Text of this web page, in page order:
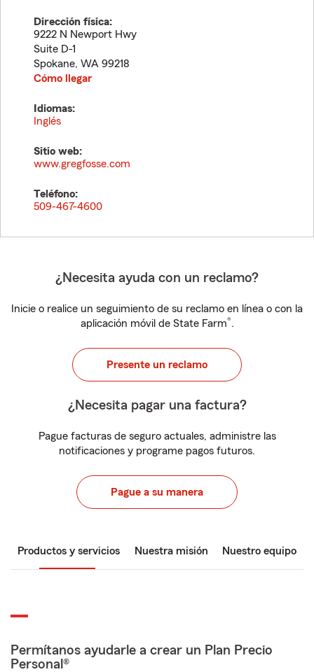
Dirección física:
9222 N Newport Hwy
Suite D-1
Spokane, WA 99218
Cómo llegar
Idiomas:
Inglés
Sitio web:
www.gregfosse.com
Teléfono:
509-467-4600
¿Necesita ayuda con un reclamo?
Inicie o realice un seguimiento de su reclamo en línea o con la
aplicación móvil de State Farm®.
Presente un reclamo
¿Necesita pagar una factura?
Pague facturas de seguro actuales, administre las
notificaciones y programe pagos futuros.
Pague a su manera
Productos y servicios Nuestra misión Nuestro equipo
Permítanos ayudarle a crear un Plan Precio
Personal®